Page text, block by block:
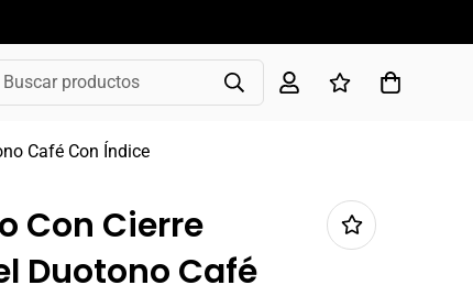
Buscar productos
Café Con Índice
Con Cierre
Duotono Café